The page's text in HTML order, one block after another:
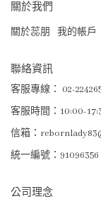
關於我們
關於蕊朋 我的帳戶
聯絡資訊
客服專線： 02-
客服時間：10:00-
信箱：
統一編號：91096356
公司理念